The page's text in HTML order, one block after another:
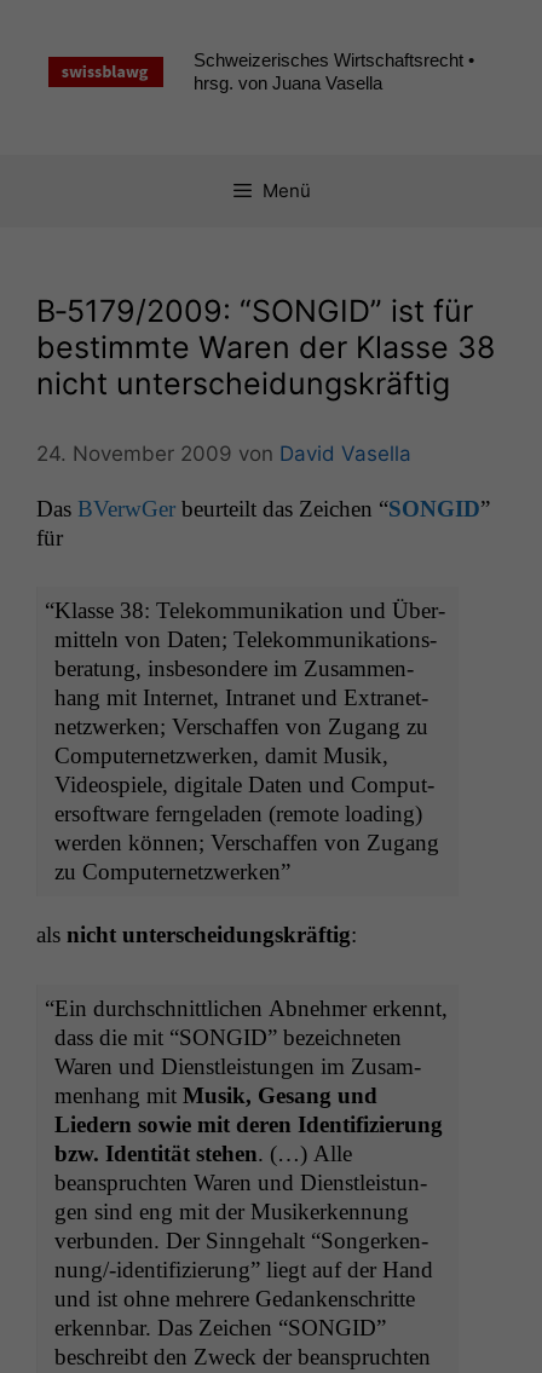
springen
Schweizerisches Wirtschaftsrecht •
hrsg. von Juana Vasella
Menü
B‑5179/2009: “SONGID” ist für
bestimmte Waren der Klasse 38
nicht unterscheidungskräftig
24. November 2009 von David Vasella
Das BVer­wGer beurteilt das Zeichen “SONGID”
für
“Klasse 38: Telekom­mu­nika­tion und Über­
mit­teln von Dat­en; Telekom­mu­nika­tions­
ber­atung, ins­beson­dere im Zusam­men­
hang mit Inter­net, Intranet und Extranet­
net­zw­erken; Ver­schaf­fen von Zugang zu
Com­put­er­net­zw­erken, damit Musik,
Videospiele, dig­i­tale Dat­en und Com­put­
er­soft­ware fer­n­ge­laden (remote load­ing)
wer­den kön­nen; Ver­schaf­fen von Zugang
zu Computernetzwerken”
als nicht unter­schei­dungskräftig:
“Ein durch­schnit­tlichen Abnehmer erken­nt,
dass die mit “SONGID” beze­ich­neten
Waren und Dien­stleis­tun­gen im Zusam­
men­hang mit Musik, Gesang und
Liedern sowie mit deren Iden­ti­fizierung
bzw. Iden­tität ste­hen. (…) Alle
beansprucht­en Waren und Dien­stleis­tun­
gen sind eng mit der Musik­erken­nung
ver­bun­den. Der Sin­nge­halt “Songerken­
nung/-iden­ti­fizierung” liegt auf der Hand
und ist ohne mehrere Gedanken­schritte
erkennbar. Das Zeichen “SONGID”
beschreibt den Zweck der beansprucht­en